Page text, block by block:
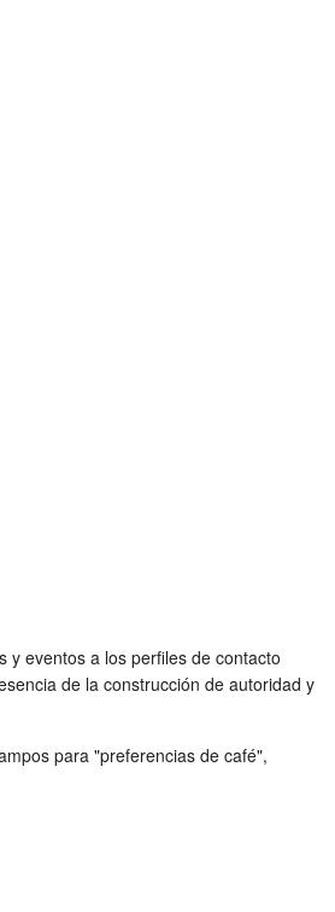
y eventos a los perfiles de contacto
de la construcción de autoridad y
para "preferencias de café",